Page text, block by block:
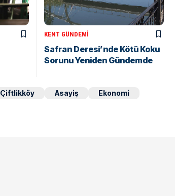
KENT GÜNDEMI
Safran Deresi’nde Kötü Koku
Sorunu Yeniden Gündemde
Çiftlikköy Asayiş
Ekonomi